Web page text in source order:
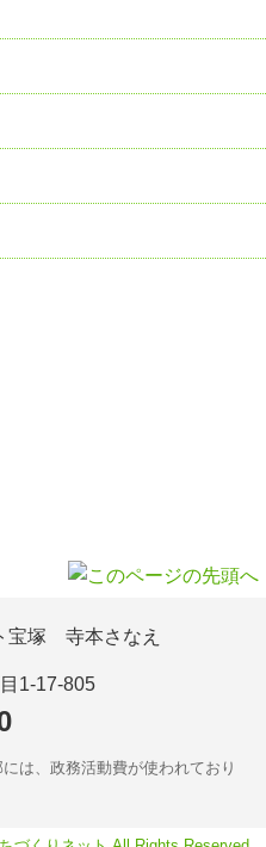
1-17-805
は、政務活動費が使われており